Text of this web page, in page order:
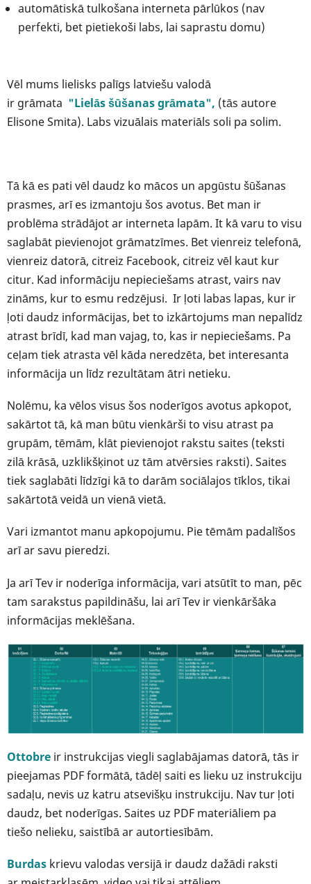
automātiskā tulkošana interneta pārlūkos (nav
perfekti, bet pietiekoši labs, lai saprastu domu)
Vēl mums lielisks palīgs latviešu valodā
ir grāmata "Lielās šūšanas grāmata", (tās autore
Elisone Smita). Labs vizuālais materiāls soli pa solim.
Tā kā es pati vēl daudz ko mācos un apgūstu šūšanas
prasmes, arī es izmantoju šos avotus. Bet man ir
problēma strādājot ar interneta lapām. It kā varu to visu
saglabāt pievienojot grāmatzīmes. Bet vienreiz telefonā,
vienreiz datorā, citreiz Facebook, citreiz vēl kaut kur
citur. Kad informāciju nepieciešams atrast, vairs nav
zināms, kur to esmu redzējusi. Ir ļoti labas lapas, kur ir
ļoti daudz informācijas, bet to izkārtojums man nepalīdz
atrast brīdī, kad man vajag, to, kas ir nepieciešams. Pa
ceļam tiek atrasta vēl kāda neredzēta, bet interesanta
informācija un līdz rezultātam ātri netieku.
Nolēmu, ka vēlos visus šos noderīgos avotus apkopot,
sakārtot tā, kā man būtu vienkārši to visu atrast pa
grupām, tēmām, klāt pievienojot rakstu saites (teksti
zilā krāsā, uzklikšķinot uz tām atvērsies raksti). Saites
tiek saglabāti līdzīgi kā to darām sociālajos tīklos, tikai
sakārtotā veidā un vienā vietā.
Vari izmantot manu apkopojumu. Pie tēmām padalīšos
arī ar savu pieredzi.
Ja arī Tev ir noderīga informācija, vari atsūtīt to man, pēc
tam sarakstus papildināšu, lai arī Tev ir vienkāršāka
informācijas meklēšana.
Ottobre ir instrukcijas viegli saglabājamas datorā, tās ir
pieejamas PDF formātā, tādēļ saiti es lieku uz instrukciju
sadaļu, nevis uz katru atsevišķu instrukciju. Nav tur ļoti
daudz, bet noderīgas. Saites uz PDF materiāliem pa
tiešo nelieku, saistībā ar autortiesībām.
Burdas krievu valodas versijā ir daudz dažādi raksti